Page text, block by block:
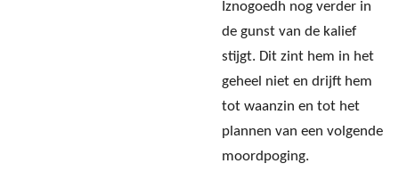
Iznogoedh nog verder in
de gunst van de kalief
stijgt. Dit zint hem in het
geheel niet en drijft hem
tot waanzin en tot het
plannen van een volgende
moordpoging.